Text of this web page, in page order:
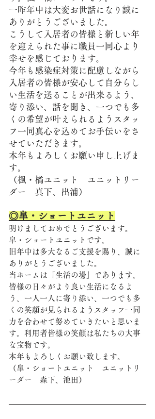
一昨年中は大変お世話になり誠に
ありがとうございました。
こうして入居者の皆様と新しい年
を迎えられた事に職員一同心より
幸せを感じております。
今年も感染症対策に配慮しながら
入居者の皆様が安心して自分らし
い生活を送ることが出来るよう、
寄り添い、話を聞き、一つでも多
くの希望が叶えられるようスタッ
フ一同真心を込めてお手伝いをさ
せていただきます。
本年もよろしくお願い申し上げま
す。
（楓・橘ユニット　ユニットリー
ダー　真下、出浦）
◎皐・ショートユニット
明けましておめでとうございます。
皐・ショートユニットです。
旧年中は多大なるご支援を賜り、誠に
ありがとうございました。
当ホームは「生活の場」であります。
皆様の日々がより良い生活になるよ
う、一人一人に寄り添い、一つでも多
くの笑顔が見られるようスタッフ一同
力を合わせて努めていきたいと思いま
す。利用者皆様の笑顔は私たちの大事
な宝物です。
本年もよろしくお願い致します。
（皐・ショートユニット　ユニットリ
ーダー　森下、池田）